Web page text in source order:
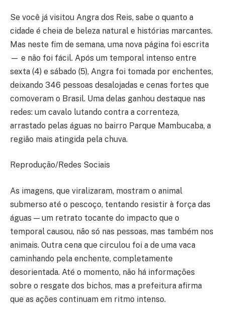
Se você já visitou Angra dos Reis, sabe o quanto a
cidade é cheia de beleza natural e histórias marcantes.
Mas neste fim de semana, uma nova página foi escrita
— e não foi fácil. Após um temporal intenso entre
sexta (4) e sábado (5), Angra foi tomada por enchentes,
deixando 346 pessoas desalojadas e cenas fortes que
comoveram o Brasil. Uma delas ganhou destaque nas
redes: um cavalo lutando contra a correnteza,
arrastado pelas águas no bairro Parque Mambucaba, a
região mais atingida pela chuva.
Reprodução/Redes Sociais
As imagens, que viralizaram, mostram o animal
submerso até o pescoço, tentando resistir à força das
águas — um retrato tocante do impacto que o
temporal causou, não só nas pessoas, mas também nos
animais. Outra cena que circulou foi a de uma vaca
caminhando pela enchente, completamente
desorientada. Até o momento, não há informações
sobre o resgate dos bichos, mas a prefeitura afirma
que as ações continuam em ritmo intenso.